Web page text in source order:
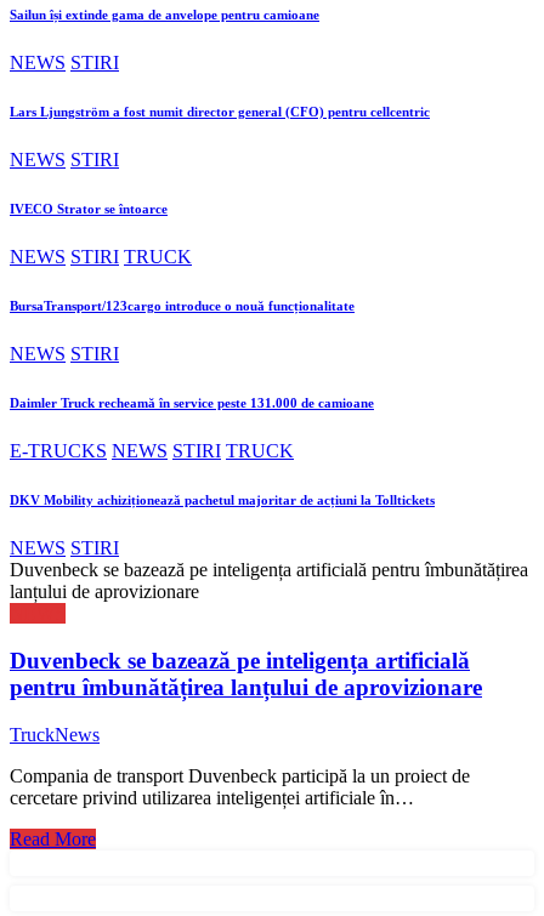
Sailun își extinde gama de anvelope pentru camioane
NEWS STIRI
Lars Ljungström a fost numit director general (CFO) pentru cellcentric
NEWS STIRI
IVECO Strator se întoarce
NEWS STIRI TRUCK
BursaTransport/123cargo introduce o nouă funcționalitate
NEWS STIRI
Daimler Truck recheamă în service peste 131.000 de camioane
E-TRUCKS NEWS STIRI TRUCK
DKV Mobility achiziționează pachetul majoritar de acțiuni la Tolltickets
NEWS STIRI
Duvenbeck se bazează pe inteligența artificială pentru îmbunătățirea
lanțului de aprovizionare
Duvenbeck se bazează pe inteligența artificială
pentru îmbunătățirea lanțului de aprovizionare
TruckNews
Compania de transport Duvenbeck participă la un proiect de
cercetare privind utilizarea inteligenței artificiale în…
Read More